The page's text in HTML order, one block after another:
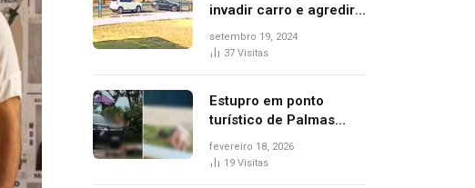
invadir carro e agredir
delegado aposentado
durante confusão no
setembro 19, 2024
37 Visitas
Estupro em ponto
turístico de Palmas
ocorreu em frente à
viatura e base de
fevereiro 18, 2026
19 Visitas